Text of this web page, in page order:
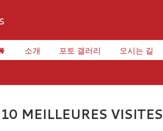
소개 포토 갤러리 오시는 길
MEILLEURES VISITES